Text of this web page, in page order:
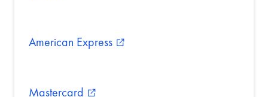
American Express external_link
Mastercard external_link